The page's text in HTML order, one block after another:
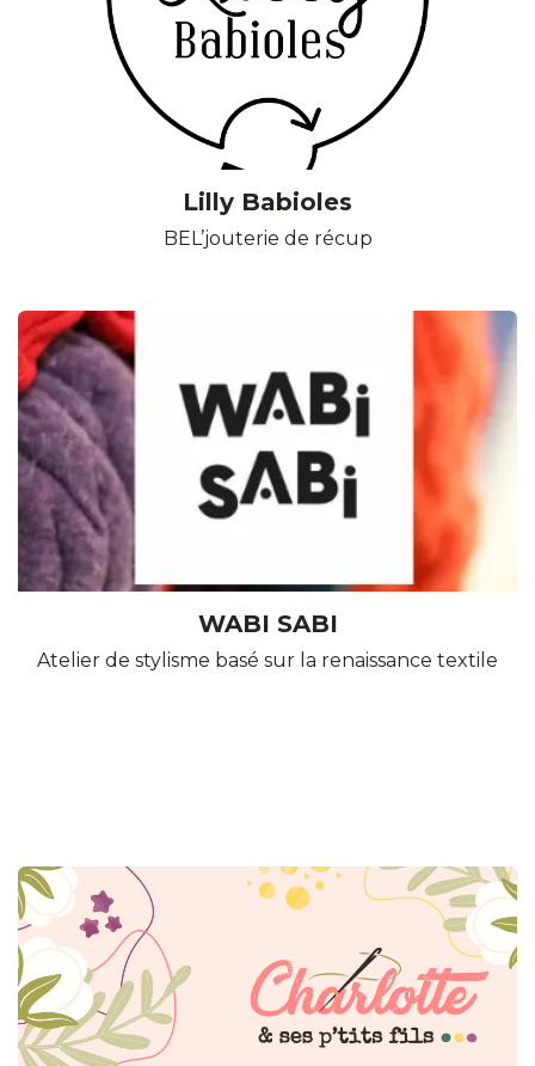
Lilly Babioles
BEL’jouterie de récup
WABI SABI
Atelier de stylisme basé sur la renaissance textile